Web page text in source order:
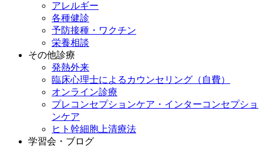
アレルギー
各種健診
予防接種・ワクチン
栄養相談
その他診療
発熱外来
臨床心理士によるカウンセリング（自費）
オンライン診療
プレコンセプションケア・インターコンセプショ
ンケア
ヒト幹細胞上清療法
学習会・ブログ